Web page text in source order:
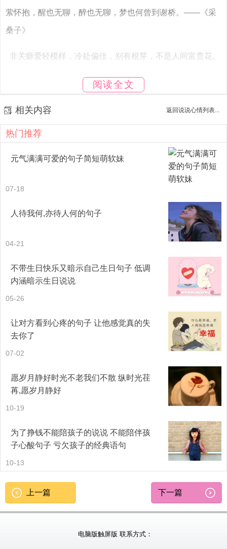
萦怀抱，醒也无聊，醉也无聊，梦也何曾到谢桥。——《采
桑子》
非关癖爱轻模样，冷处偏佳，别有根芽，不是人间富贵花。
——《采桑子.塞上咏雪花》
——《采桑子》
明月多情应笑我，笑我如今，辜负春心，独自闲行独自吟。
此情已自成追忆，零落鸳鸯，雨歇微凉，十一年前梦一场。
——《采桑子》残雪凝辉冷画屏，落梅横笛已三更，更无人
处月胧明。我是人间惆怅客，知君何事泪纵横，断肠声里忆
谁念西风独自凉，萧萧黄叶闭疏窗，沉思往事立残阳。 被
酒莫惊春睡重，赌书消得泼茶香，当时只道是寻常。——
《浣溪沙》
一生一代一双人，争教两处销魂。相思相望不相亲，天为谁
忘贫。——《画堂春》
苦最怜天上月。一昔如环，昔昔都成玦。若似月轮终皎洁，
不辞冰雪为卿热。——《蝶恋花》人到情多情转薄，而今真
个悔多情。又到断肠回首处，泪偷零。——《山花子》人生
若只如初见。——《木兰花令.拟古决绝词》
丝丝心欲碎，应是悲秋泪。泪向客中多，归时又奈何。——
《菩萨蛮》 瘦狂那似痴肥好，判任痴肥笑。笑他多病与长
阅读全文
相关内容 返回说说心情列表...
热门推荐
元气满满可爱的句子简短萌软妹
07-18
人待我何,亦待人何的句子
04-21
不带生日快乐又暗示自己生日句子 低调
内涵暗示生日说说
05-26
让对方看到心疼的句子 让他感觉真的失
去你了
07-02
愿岁月静好时光不老我们不散 纵时光荏
苒,愿岁月静好
10-19
为了挣钱不能陪孩子的说说 不能陪伴孩
子心酸句子 亏欠孩子的经典语句
10-13
上一篇 下一篇
电脑版触屏版 联系方式：